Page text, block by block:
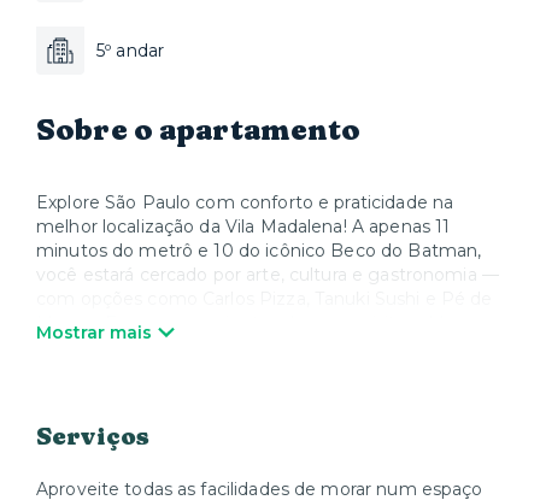
5º andar
Sobre o apartamento
Explore São Paulo com conforto e praticidade na
melhor localização da Vila Madalena! A apenas 11
minutos do metrô e 10 do icônico Beco do Batman,
você estará cercado por arte, cultura e gastronomia —
Manga. Em poucos minutos de carro, visite o Museu
facial. A senha da unidade será enviada após o seu
Mostrar mais
Serviços
Aproveite todas as facilidades de morar num espaço